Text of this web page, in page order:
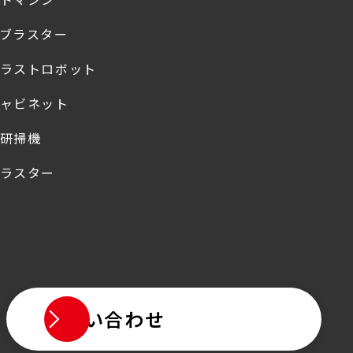
ラスター
ストロボット
ビネット
掃機
スター
お問い合わせ